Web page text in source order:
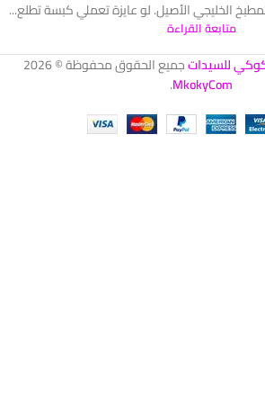
الخليجي الأصيل. لو عايزة تعملي كبسة تطلع...
متابعة القراءة
للسيداتجميع الحقوق محفوظة © 2026
MkokyCom
.